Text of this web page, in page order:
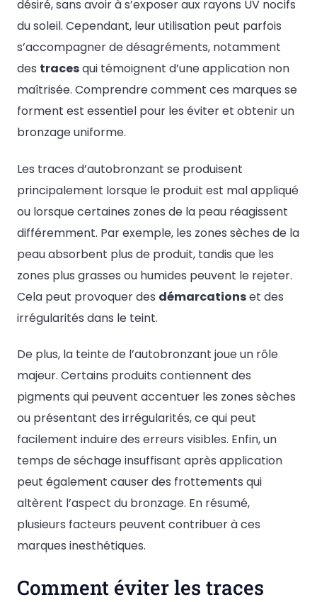
désiré, sans avoir à s’exposer aux rayons UV nocifs
du soleil. Cependant, leur utilisation peut parfois
s’accompagner de désagréments, notamment
des tracesqui témoignent d’une application non
maîtrisée. Comprendre comment ces marques se
forment est essentiel pour les éviter et obtenir un
bronzage uniforme.
Les traces d’autobronzant se produisent
principalement lorsque le produit est mal appliqué
ou lorsque certaines zones de la peau réagissent
différemment. Par exemple, les zones sèches de la
peau absorbent plus de produit, tandis que les
zones plus grasses ou humides peuvent le rejeter.
Cela peut provoquer des démarcationset des
irrégularités dans le teint.
De plus, la teinte de l’autobronzant joue un rôle
majeur. Certains produits contiennent des
pigments qui peuvent accentuer les zones sèches
ou présentant des irrégularités, ce qui peut
facilement induire des erreurs visibles. Enfin, un
temps de séchage insuffisant après application
peut également causer des frottements qui
altèrent l’aspect du bronzage. En résumé,
plusieurs facteurs peuvent contribuer à ces
marques inesthétiques.
Comment éviter les traces